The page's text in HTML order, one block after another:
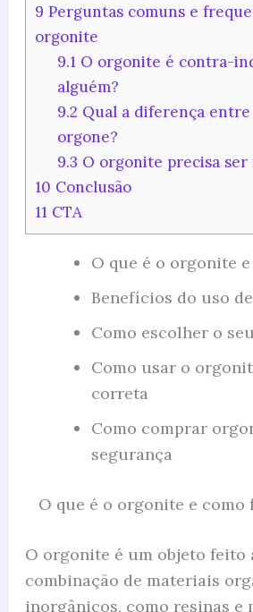
9 Perguntas comuns e
orgonite
9.1 O orgonite é contra-
alguém?
9.2 Qual a diferença
orgone?
9.3 O orgonite precisa ser
10 Conclusão
11CTA
O que é o orgonite
Benefícios do uso
Como escolher o
Como usar o
correta
Como comprar
segurança
O que é o orgonite e como
O orgonite é um objeto feito
combinação de materiais
inorgânicos, como resinas e